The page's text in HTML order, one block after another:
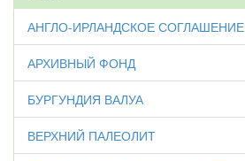
АНГЛО-ИРЛАНДСКОЕ СОГЛАШЕНИЕ
АРХИВНЫЙ ФОНД
БУРГУНДИЯ ВАЛУА
ВЕРХНИЙ ПАЛЕОЛИТ